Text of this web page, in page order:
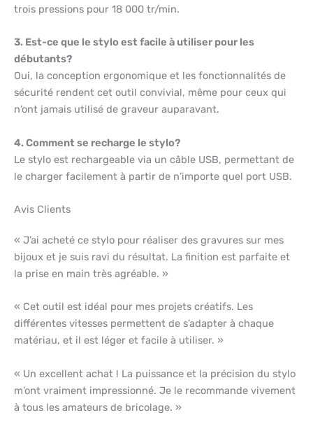
trois pressions pour 18 000 tr/min.
3. Est-ce que le stylo est facile à utiliser pour les
débutants?
Oui, la conception ergonomique et les fonctionnalités de
sécurité rendent cet outil convivial, même pour ceux qui
n’ont jamais utilisé de graveur auparavant.
4. Comment se recharge le stylo?
Le stylo est rechargeable via un câble USB, permettant de
le charger facilement à partir de n’importe quel port USB.
Avis Clients
« J’ai acheté ce stylo pour réaliser des gravures sur mes
bijoux et je suis ravi du résultat. La finition est parfaite et
la prise en main très agréable. »
« Cet outil est idéal pour mes projets créatifs. Les
différentes vitesses permettent de s’adapter à chaque
matériau, et il est léger et facile à utiliser. »
« Un excellent achat ! La puissance et la précision du stylo
m’ont vraiment impressionné. Je le recommande vivement
à tous les amateurs de bricolage. »